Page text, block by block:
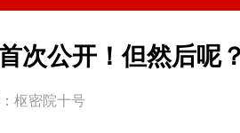
次公开！但然后呢？
枢密院十号